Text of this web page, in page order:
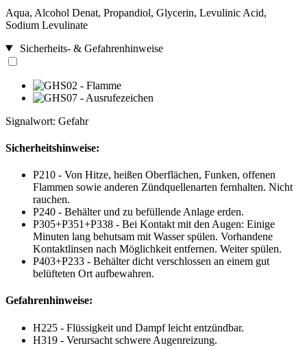
Aqua, Alcohol Denat, Propandiol, Glycerin, Levulinic Acid,
Sodium Levulinate
Sicherheits- & Gefahrenhinweise
Signalwort: Gefahr
Sicherheitshinweise:
P210 - Von Hitze, heißen Oberflächen, Funken, offenen
Flammen sowie anderen Zündquellenarten fernhalten. Nicht
rauchen.
P240 - Behälter und zu befüllende Anlage erden.
P305+P351+P338 - Bei Kontakt mit den Augen: Einige
Minuten lang behutsam mit Wasser spülen. Vorhandene
Kontaktlinsen nach Möglichkeit entfernen. Weiter spülen.
P403+P233 - Behälter dicht verschlossen an einem gut
belüfteten Ort aufbewahren.
Gefahrenhinweise:
H225 - Flüssigkeit und Dampf leicht entzündbar.
H319 - Verursacht schwere Augenreizung.